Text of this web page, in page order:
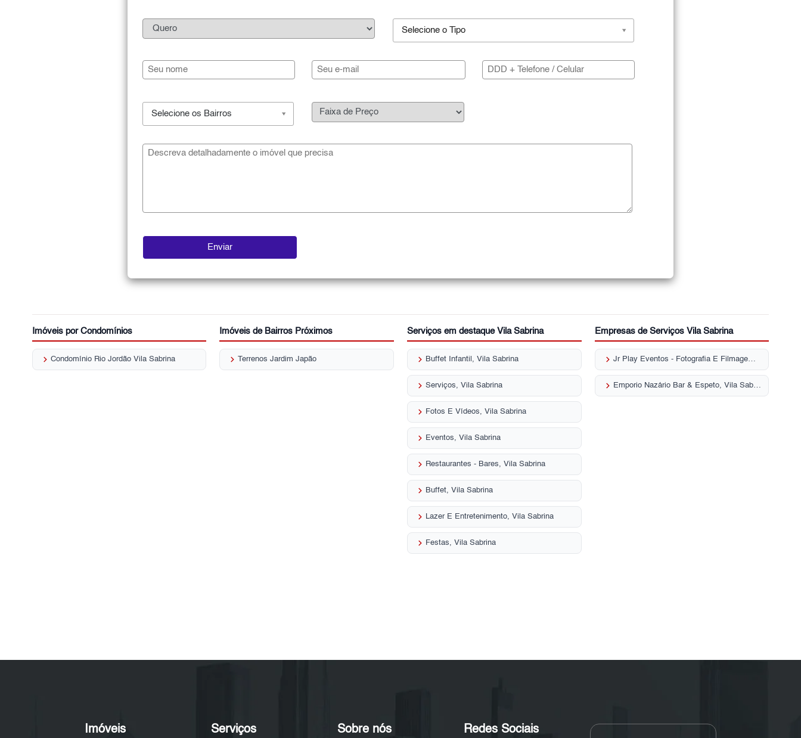
Selecione o Tipo
Selecione os Bairros
Imóveis por Condomínios
keyboard_arrow_right Condomínio Rio Jordão Vila Sabrina
Imóveis de Bairros Próximos
keyboard_arrow_right Terrenos Jardim Japão
Serviços em destaque Vila Sabrina
keyboard_arrow_right Buffet Infantil, Vila Sabrina
keyboard_arrow_right Serviços, Vila Sabrina
keyboard_arrow_right Fotos E Vídeos, Vila Sabrina
keyboard_arrow_right Eventos, Vila Sabrina
keyboard_arrow_right Restaurantes - Bares, Vila Sabrina
keyboard_arrow_right Buffet, Vila Sabrina
keyboard_arrow_right Lazer E Entretenimento, Vila Sabrina
keyboard_arrow_right Festas, Vila Sabrina
Empresas de Serviços Vila Sabrina
keyboard_arrow_right Jr Play Eventos - Fotografia E Filmagem, Vila Sabrina
keyboard_arrow_right Emporio Nazário Bar & Espeto, Vila Sabrina
Imóveis Serviços Sobre nós Redes Sociais